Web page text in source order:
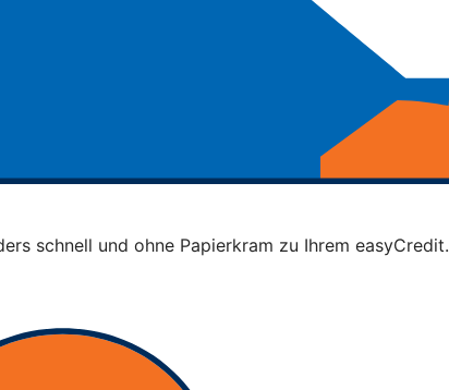
schnell und ohne Papierkram zu Ihrem easyCredit.